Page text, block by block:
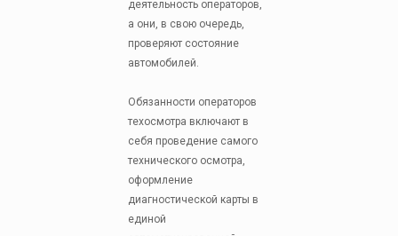
деятельность операторов,
а они, в свою очередь,
проверяют состояние
автомобилей.
Обязанности операторов
техосмотра включают в
себя проведение самого
технического осмотра,
оформление
диагностической карты в
единой